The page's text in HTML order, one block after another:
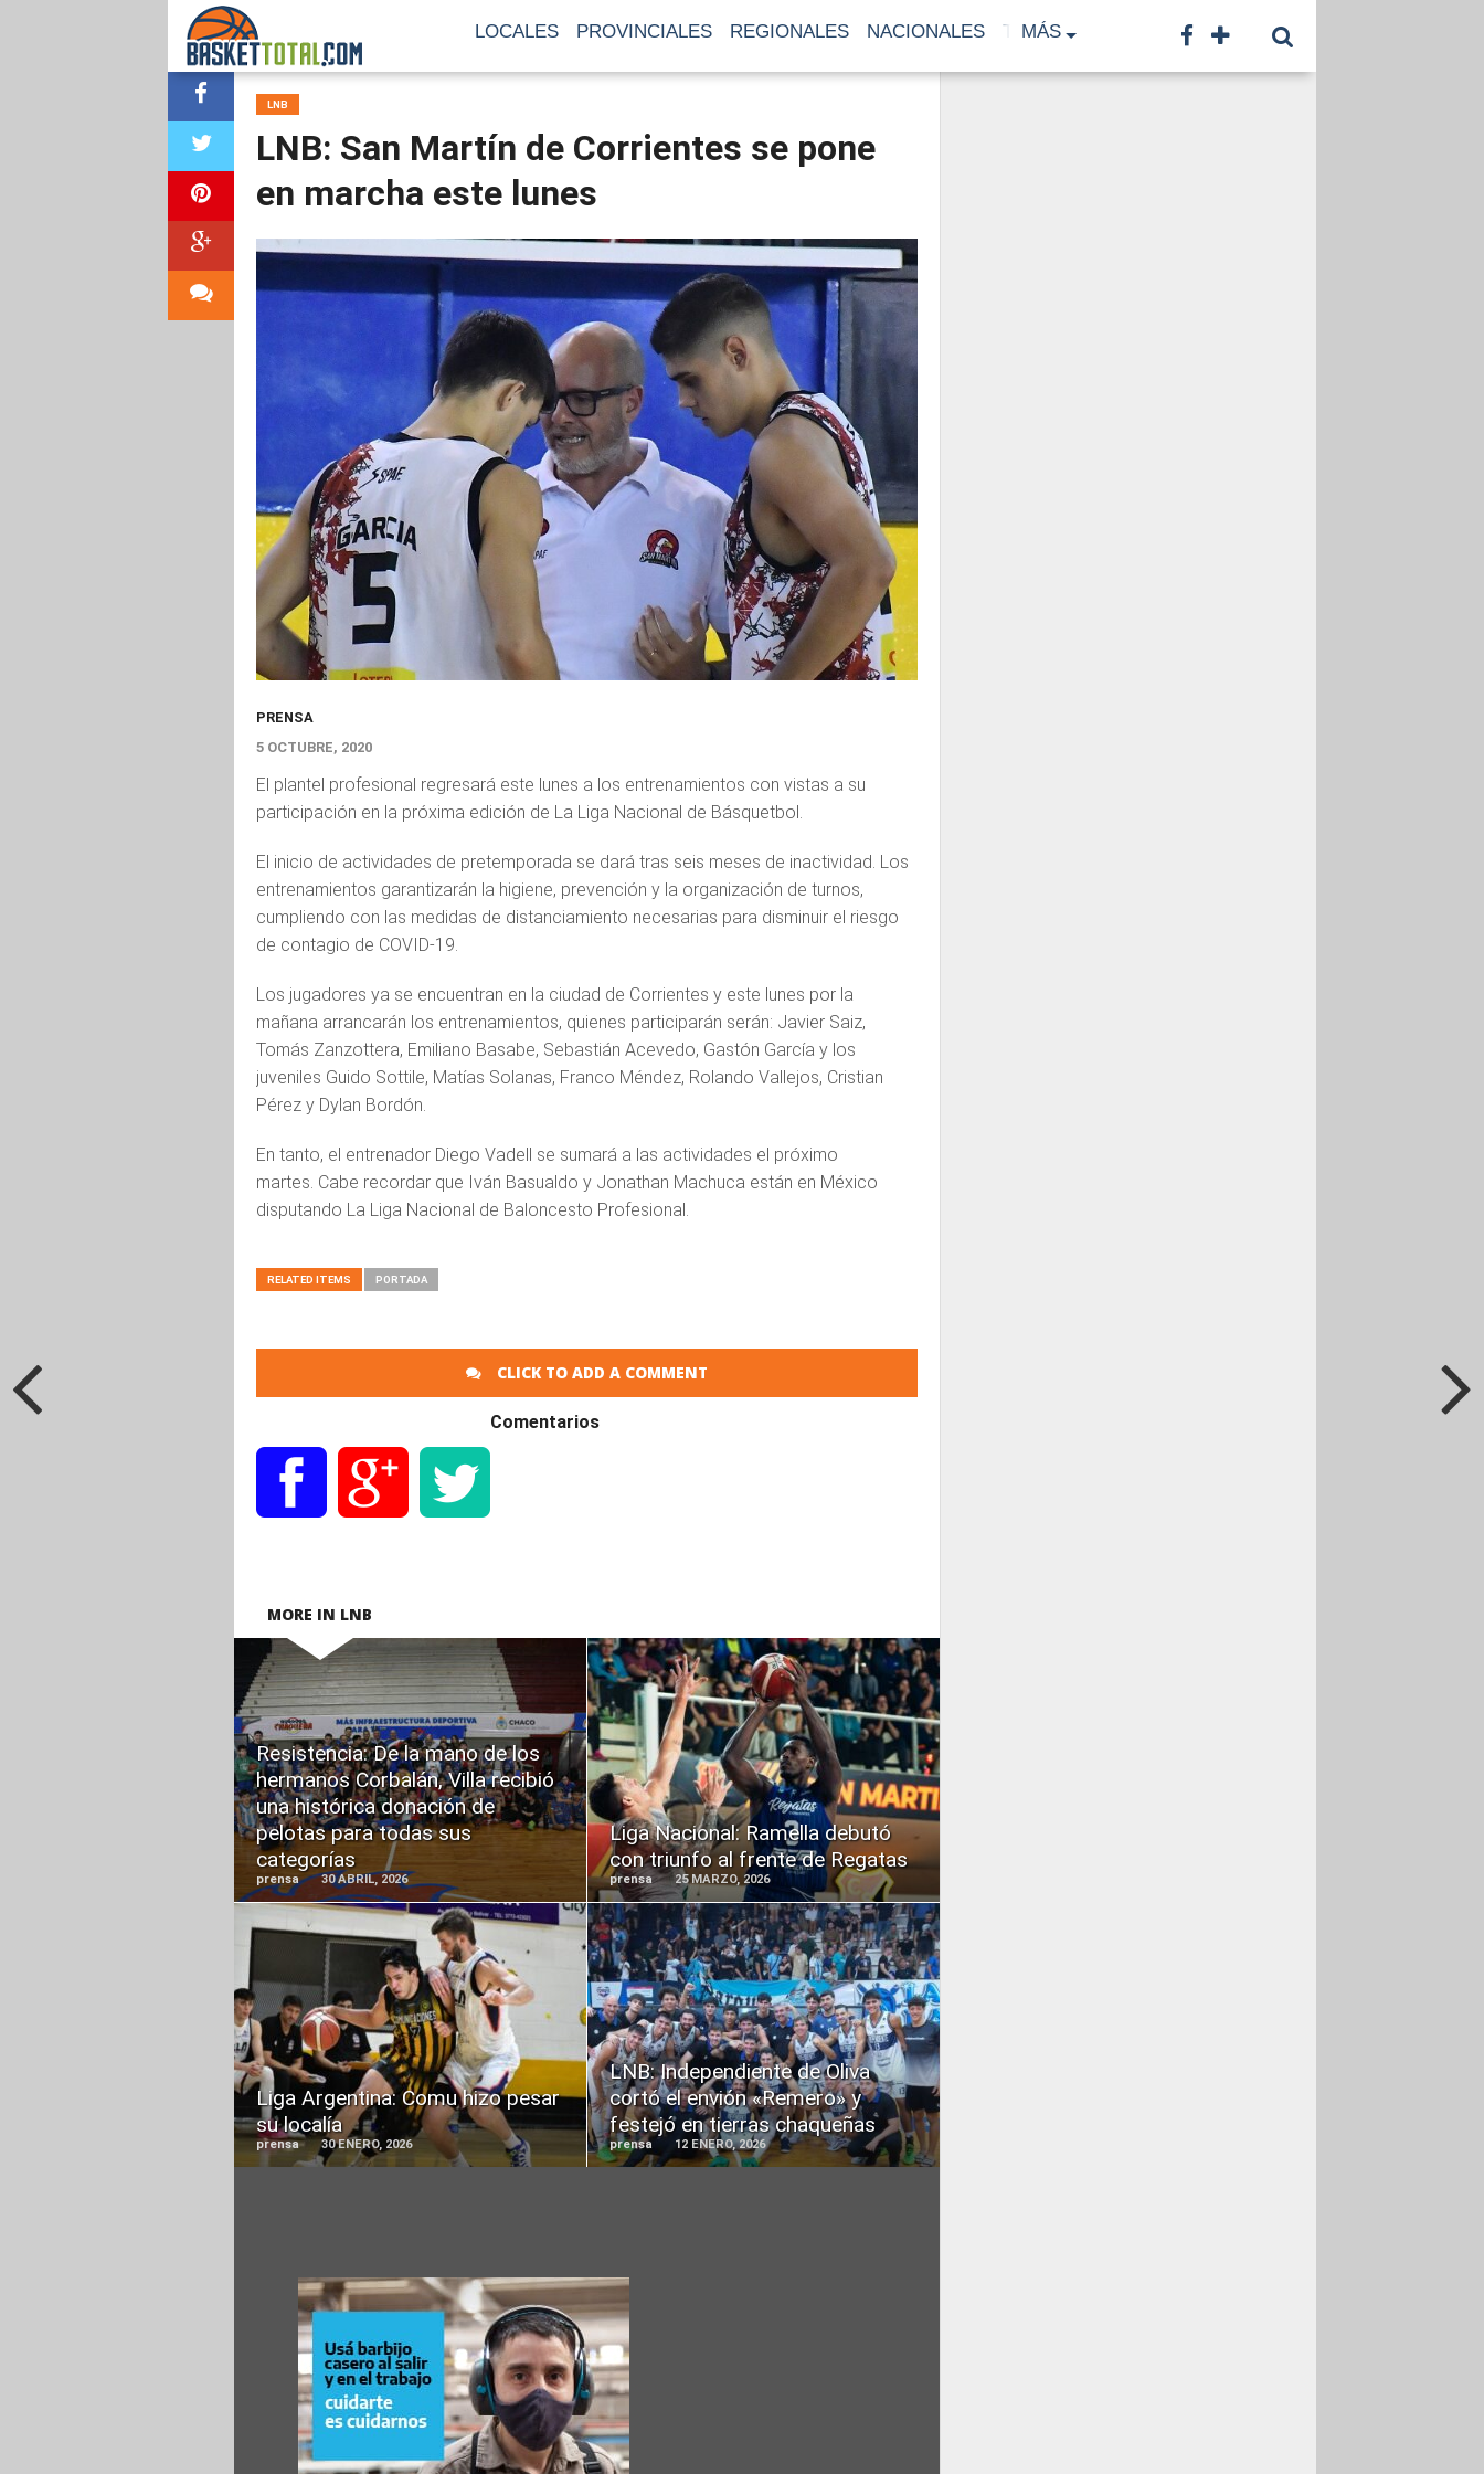
LOCALES PROVINCIALES REGIONALES NACIONALES TF TNA CONTACTO
MÁS
LNB
LNB: San Martín de Corrientes se pone
en marcha este lunes
PRENSA
5 OCTUBRE, 2020
El plantel profesional regresará este lunes a los entrenamientos con vistas a su
participación en la próxima edición de La Liga Nacional de Básquetbol.
El inicio de actividades de pretemporada se dará tras seis meses de inactividad. Los
entrenamientos garantizarán la higiene, prevención y la organización de turnos,
cumpliendo con las medidas de distanciamiento necesarias para disminuir el riesgo
de contagio de COVID-19.
Los jugadores ya se encuentran en la ciudad de Corrientes y este lunes por la
mañana arrancarán los entrenamientos, quienes participarán serán: Javier Saiz,
Tomás Zanzottera, Emiliano Basabe, Sebastián Acevedo, Gastón García y los
juveniles Guido Sottile, Matías Solanas, Franco Méndez, Rolando Vallejos, Cristian
Pérez y Dylan Bordón.
En tanto, el entrenador Diego Vadell se sumará a las actividades el próximo
martes. Cabe recordar que Iván Basualdo y Jonathan Machuca están en México
disputando La Liga Nacional de Baloncesto Profesional.
RELATED ITEMS PORTADA
CLICK TO ADD A COMMENT
Comentarios
MORE IN LNB
Resistencia: De la mano de los
hermanos Corbalán, Villa recibió
una histórica donación de
pelotas para todas sus
categorías
prensa 30 ABRIL, 2026
READ
MORE
Liga Nacional: Ramella debutó
con triunfo al frente de Regatas
prensa 25 MARZO, 2026
READ
MORE
Liga Argentina: Comu hizo pesar
su localía
prensa 30 ENERO, 2026
READ
MORE
LNB: Independiente de Oliva
cortó el envión «Remero» y
festejó en tierras chaqueñas
prensa 12 ENERO, 2026
READ
MORE